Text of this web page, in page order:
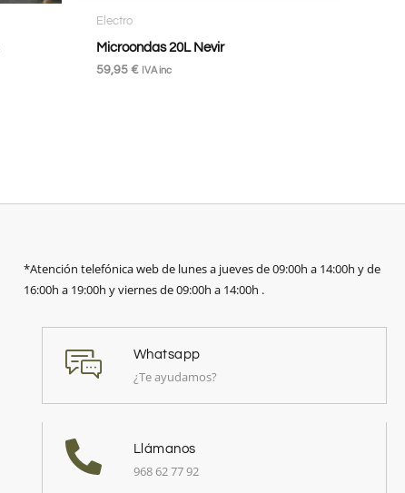
Electro
Microondas 20L Nevir
59,95 € IVA inc
*Atención telefónica web de lunes a jueves de 09:00h a 14:00h y de
16:00h a 19:00h y viernes de 09:00h a 14:00h .
Whatsapp
¿Te ayudamos?
Llámanos
968 62 77 92